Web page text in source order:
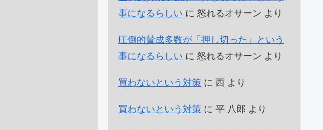
事になるらしい に 怒れるオサーン より
圧倒的賛成多数が「押し切った」という
事になるらしい に 怒れるオサーン より
買わないという対策 に 西 より
買わないという対策 に 平 八郎 より